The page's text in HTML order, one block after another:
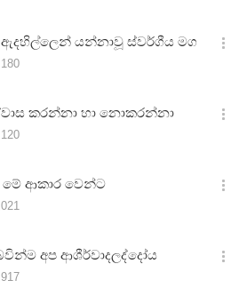
기
ඇදහිල්ලෙන් යන්නාවූ ස්වර්ගීය මග
옵
기
කරන්නා හා නොකරන්නා
옵
기
මේ ආකාර වෙන්ට
옵
기
අප ආශීර්වාදලද්දෝය
옵